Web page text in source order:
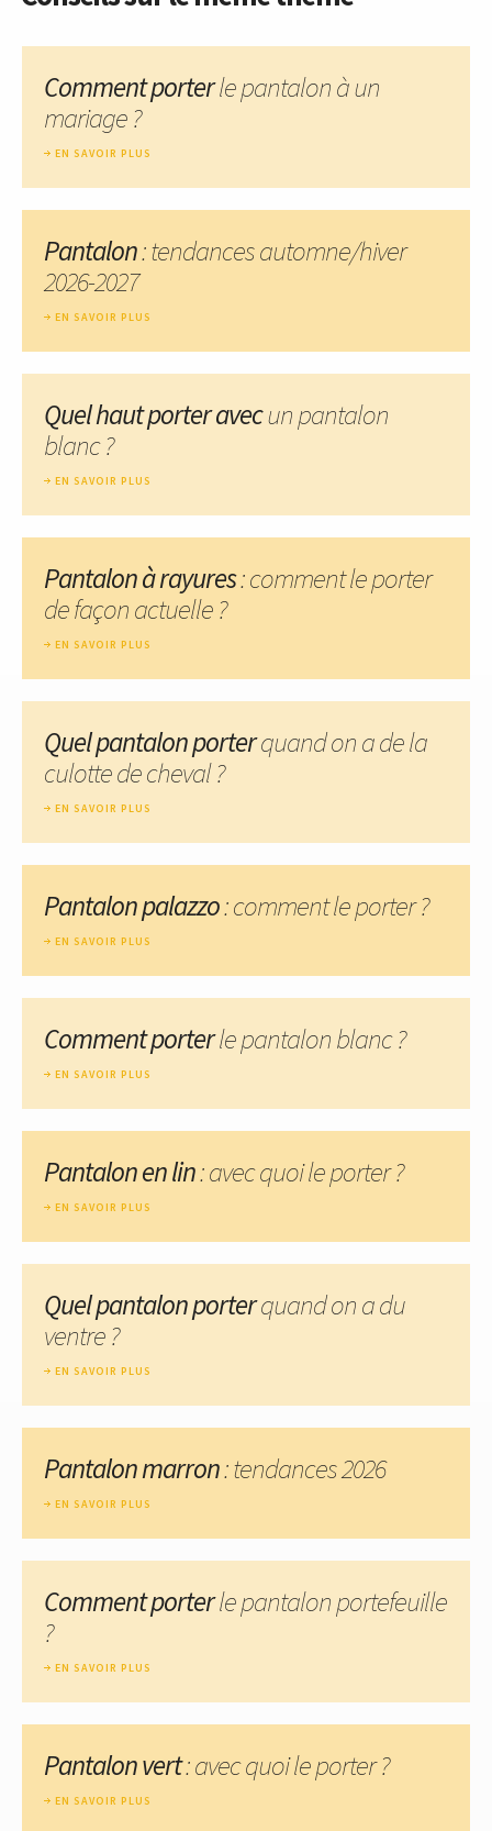
Comment porterle pantalon à un
mariage ?
EN SAVOIR PLUS
Pantalon: tendances automne/hiver
2026-2027
EN SAVOIR PLUS
Quel haut porter avecun pantalon
blanc ?
EN SAVOIR PLUS
Pantalon à rayures: comment le porter
de façon actuelle ?
EN SAVOIR PLUS
Quel pantalon porterquand on a de la
culotte de cheval ?
EN SAVOIR PLUS
Pantalon palazzo: comment le porter ?
EN SAVOIR PLUS
Comment porterle pantalon blanc ?
EN SAVOIR PLUS
Pantalon en lin: avec quoi le porter ?
EN SAVOIR PLUS
Quel pantalon porterquand on a du
ventre ?
EN SAVOIR PLUS
Pantalon marron: tendances 2026
EN SAVOIR PLUS
Comment porterle pantalon portefeuille
?
EN SAVOIR PLUS
Pantalon vert: avec quoi le porter ?
EN SAVOIR PLUS